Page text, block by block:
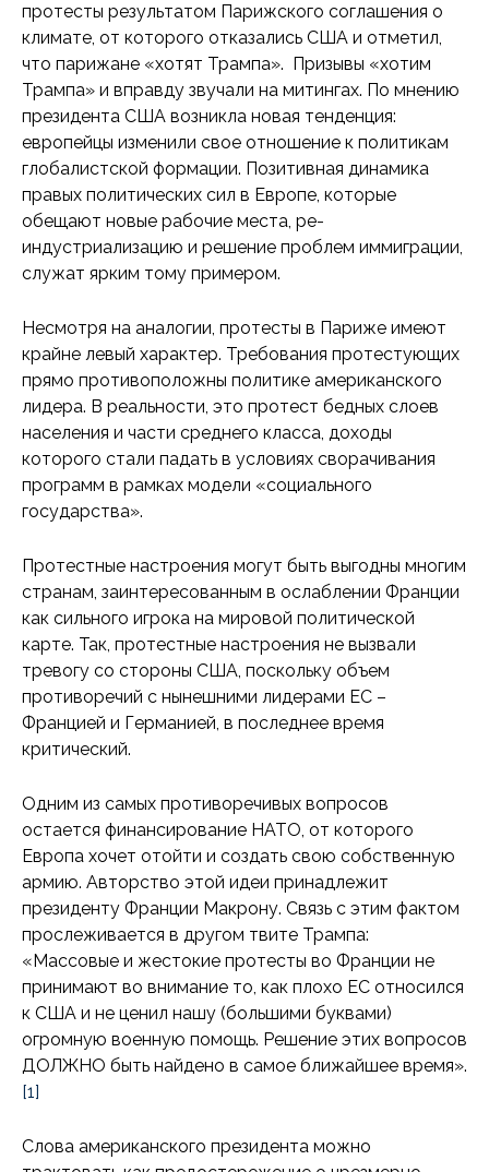
протесты результатом Парижского соглашения о
климате, от которого отказались США и отметил,
что парижане «хотят Трампа». Призывы «хотим
Трампа» и вправду звучали на митингах. По мнению
президента США возникла новая тенденция:
европейцы изменили свое отношение к политикам
глобалистской формации. Позитивная динамика
правых политических сил в Европе, которые
обещают новые рабочие места, ре-
индустриализацию и решение проблем иммиграции,
служат ярким тому примером.
Несмотря на аналогии, протесты в Париже имеют
крайне левый характер. Требования протестующих
прямо противоположны политике американского
лидера. В реальности, это протест бедных слоев
населения и части среднего класса, доходы
которого стали падать в условиях сворачивания
программ в рамках модели «социального
государства».
Протестные настроения могут быть выгодны многим
странам, заинтересованным в ослаблении Франции
как сильного игрока на мировой политической
карте. Так, протестные настроения не вызвали
тревогу со стороны США, поскольку объем
противоречий с нынешними лидерами ЕС –
Францией и Германией, в последнее время
критический.
Одним из самых противоречивых вопросов
остается финансирование НАТО, от которого
Европа хочет отойти и создать свою собственную
армию. Авторство этой идеи принадлежит
президенту Франции Макрону. Связь с этим фактом
прослеживается в другом твите Трампа:
«Массовые и жестокие протесты во Франции не
принимают во внимание то, как плохо ЕС относился
к США и не ценил нашу (большими буквами)
огромную военную помощь. Решение этих вопросов
ДОЛЖНО быть найдено в самое ближайшее время».
[1]
Слова американского президента можно